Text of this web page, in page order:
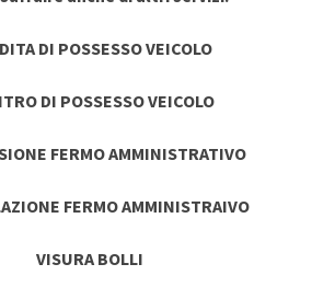
DI POSSESSO VEICOLO
DI POSSESSO VEICOLO
FERMO AMMINISTRATIVO
FERMO AMMINISTRAIVO
VISURA BOLLI